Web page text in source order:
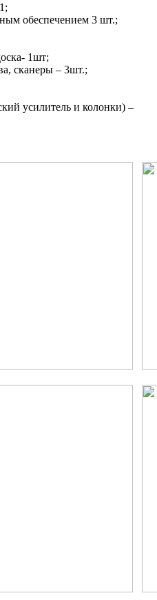
обеспечением 3 шт.;
1шт;
сканеры – 3шт.;
усилитель и колонки) –